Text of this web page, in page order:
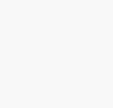
online bereit.